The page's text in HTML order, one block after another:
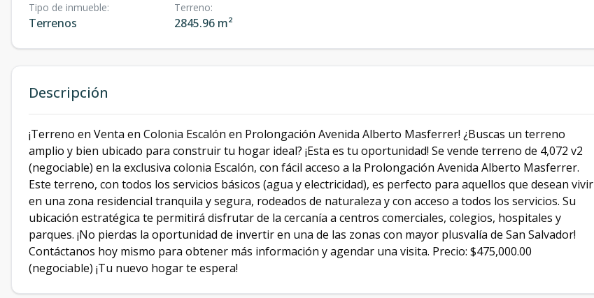
Tipo de inmueble:
Terrenos
Terreno:
2845.96 m²
Descripción
¡Terreno en Venta en Colonia Escalón en Prolongación Avenida Alberto Masferrer! ¿Buscas un terreno
amplio y bien ubicado para construir tu hogar ideal? ¡Esta es tu oportunidad! Se vende terreno de 4,072 v2
(negociable) en la exclusiva colonia Escalón, con fácil acceso a la Prolongación Avenida Alberto Masferrer.
Este terreno, con todos los servicios básicos (agua y electricidad), es perfecto para aquellos que desean vivir
en una zona residencial tranquila y segura, rodeados de naturaleza y con acceso a todos los servicios. Su
ubicación estratégica te permitirá disfrutar de la cercanía a centros comerciales, colegios, hospitales y
parques. ¡No pierdas la oportunidad de invertir en una de las zonas con mayor plusvalía de San Salvador!
Contáctanos hoy mismo para obtener más información y agendar una visita. Precio: $475,000.00
(negociable) ¡Tu nuevo hogar te espera!